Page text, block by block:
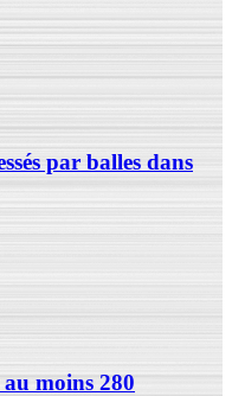
par balles dans
moins 280